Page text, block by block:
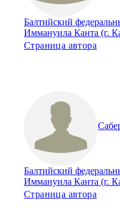
Балтийский
Иммануила Канта (г.
Страница автора
Балтийский
Иммануила Канта (г.
Страница автора